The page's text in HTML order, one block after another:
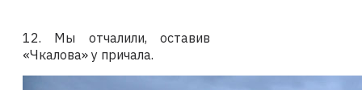
12. Мы отчалили, оставив
«Чкалова» у причала.